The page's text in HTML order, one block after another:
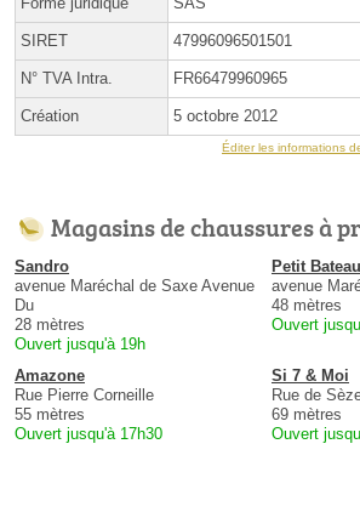
SIRET 47996096501501
N° TVA Intra. FR66479960965
Création 5 octobre 2012
Éditer les informations
Magasins de chaussures à
Sandro
avenue Maréchal de Saxe Avenue
Du
28 mètres
Ouvert jusqu'à 19h
Petit Bateau
avenue
48 mètres
Ouvert
Amazone
Rue Pierre Corneille
55 mètres
Ouvert jusqu'à 17h30
Si 7 & Moi
Rue de
69 mètres
Ouvert